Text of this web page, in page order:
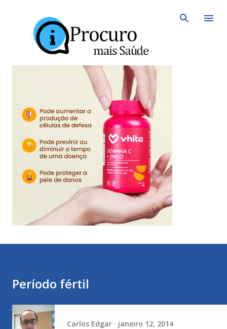
Período fértil
Carlos Edgar janeiro 12, 2014